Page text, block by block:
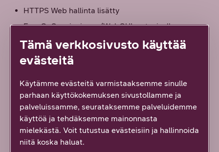
HTTPS Web hallinta lisätty
EasyQoS ominaisuus (WebGUI:n etusivulla
widgettinä)
WiFi Mesh tuki ED500A - EX400 malleille lisätty
parannuksiaUusi versio 4.3.6 julkaistu 29.6.2021
WiFi Mesh Repeater/Extender tilan tunnistusta
palautumisen osalta muutettu - laite vaihtaa
takaisin reitittävään tilaan, jos se saa julkisen IP-
osoitteen
UBUS-X taustaväylä käyttöön laitteiden väliseen
Tämä verkkosivusto käyttää
evästeitä
Käytämme evästeitä varmistaaksemme sinulle
parhaan käyttökokemuksen sivustollamme ja
palveluissamme, seurataksemme palveluidemme
käyttöä ja tehdäksemme mainonnasta
mielekästä. Voit tutustua evästeisiin ja hallinnoida
niitä koska haluat.